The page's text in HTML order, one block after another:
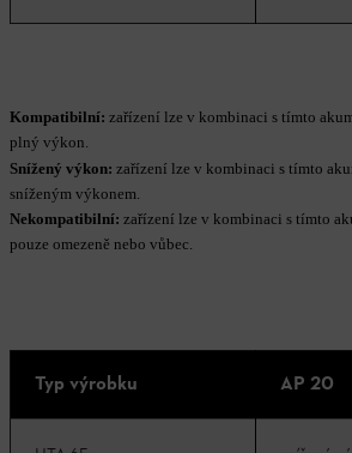
Kompatibilní: zařízení lze v kombinaci s tímto
plný výkon.
Snížený výkon: zařízení lze v kombinaci s tímto
sníženým výkonem.
Nekompatibilní: zařízení lze v kombinaci s tímto
pouze omezeně nebo vůbec.
Typ výrobku AP 20